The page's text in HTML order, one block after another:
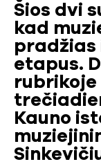
Šios dvi
kad
pradžias
etapus.
rubrikoje
Kauno